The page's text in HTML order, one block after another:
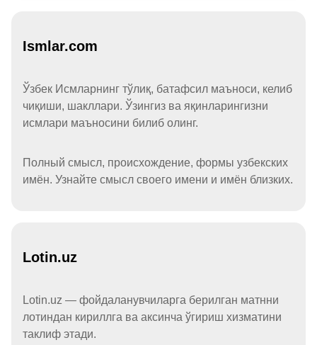
Ismlar.com
Ўзбек Исмларнинг тўлиқ, батафсил маъноси, келиб
чиқиши, шакллари. Ўзингиз ва яқинларингизни
исмлари маъносини билиб олинг.
Полный смысл, происхождение, формы узбекских
имён. Узнайте смысл своего имени и имён близких.
Lotin.uz
Lotin.uz — фойдаланувчиларга берилган матнни
лотиндан кириллга ва аксинча ўгириш хизматини
таклиф этади.